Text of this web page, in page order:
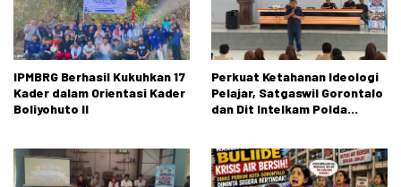
IPMBRG Berhasil Kukuhkan 17
Kader dalam Orientasi Kader
Boliyohuto II
Perkuat Ketahanan Ideologi
Pelajar, Satgaswil Gorontalo
dan Dit Intelkam Polda
Negeri 1 Kabila